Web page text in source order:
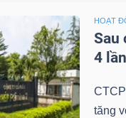
HOẠT
Sau
4
tăng